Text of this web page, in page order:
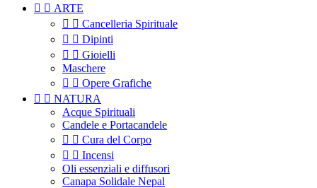
  ARTE
  Cancelleria Spirituale
  Dipinti
  Gioielli
Maschere
  Opere Grafiche
  NATURA
Acque Spirituali
Candele e Portacandele
  Cura del Corpo
  Incensi
Oli essenziali e diffusori
Canapa Solidale Nepal